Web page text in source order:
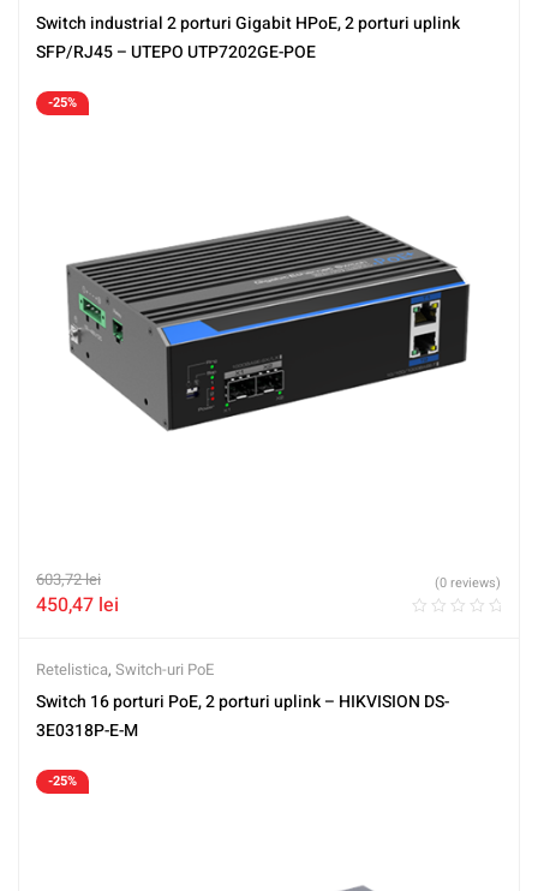
Switch industrial 2 porturi Gigabit HPoE, 2 porturi uplink
SFP/RJ45 – UTEPO UTP7202GE-POE
-25%
603,72lei
450,47 lei
(0 reviews)
Retelistica, Switch-uri PoE
Switch 16 porturi PoE, 2 porturi uplink – HIKVISION DS-
3E0318P-E-M
-25%